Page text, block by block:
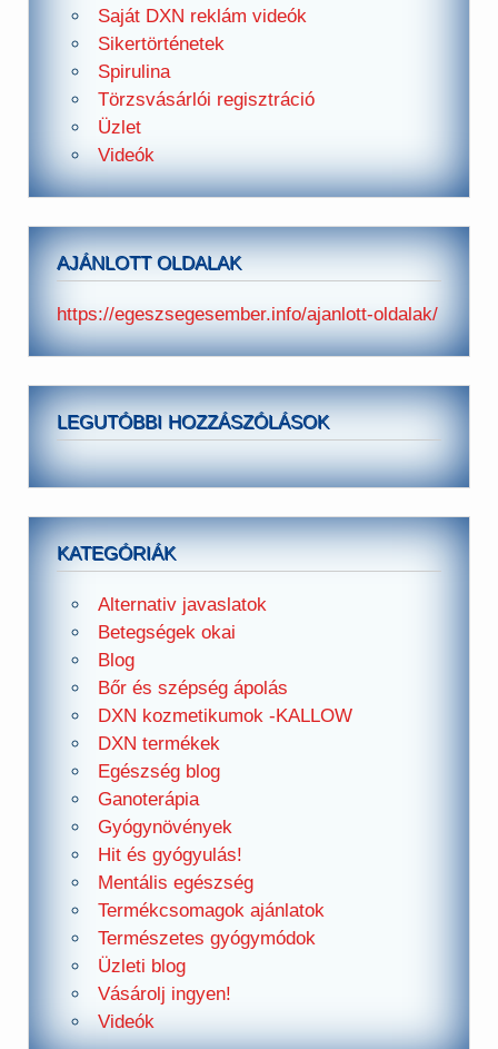
Saját DXN reklám videók
Sikertörténetek
Spirulina
Törzsvásárlói regisztráció
Üzlet
Videók
AJÁNLOTT OLDALAK
https://egeszsegesember.info/ajanlott-oldalak/
LEGUTÓBBI HOZZÁSZÓLÁSOK
KATEGÓRIÁK
Alternativ javaslatok
Betegségek okai
Blog
Bőr és szépség ápolás
DXN kozmetikumok -KALLOW
DXN termékek
Egészség blog
Ganoterápia
Gyógynövények
Hit és gyógyulás!
Mentális egészség
Termékcsomagok ajánlatok
Természetes gyógymódok
Üzleti blog
Vásárolj ingyen!
Videók